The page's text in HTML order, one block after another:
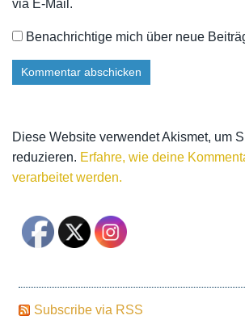
via E-Mail.
Benachrichtige mich über neue
Diese Website verwendet Akismet, um
reduzieren. Erfahre, wie deine
verarbeitet werden.
Subscribe via RSS